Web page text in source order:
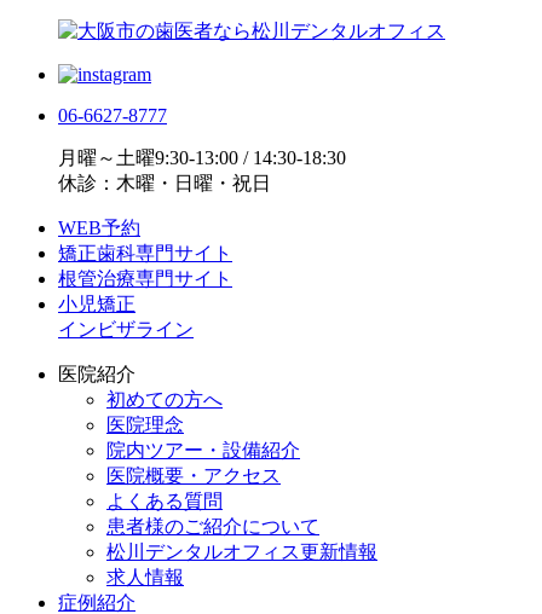
06-6627-8777
月曜～土曜9:30-13:00 / 14:30-18:30
休診：木曜・日曜・祝日
WEB予約
矯正歯科専門サイト
根管治療専門サイト
小児矯正
インビザライン
医院紹介
初めての方へ
医院理念
院内ツアー・設備紹介
医院概要・アクセス
よくある質問
患者様のご紹介について
松川デンタルオフィス更新情報
求人情報
症例紹介